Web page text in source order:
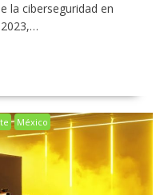
la ciberseguridad en
México